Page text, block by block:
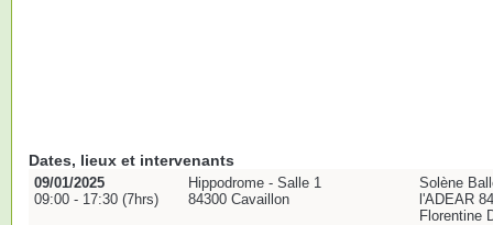
Dates, lieux et intervenants
09/01/2025
09:00 - 17:30 (7hrs)
Hippodrome - Salle 1
84300 Cavaillon
Solène
l'ADEAR
Florentine